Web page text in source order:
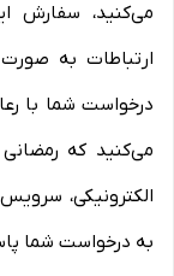
می‏‌کنید، سفارش
ارتباطات به
درخواست شما با
می‌‏کنید که
الکترونیکی،
به درخواست شما